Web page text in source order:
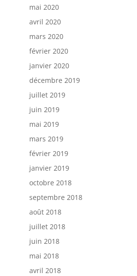
mai 2020
avril 2020
mars 2020
février 2020
janvier 2020
décembre 2019
juillet 2019
juin 2019
mai 2019
mars 2019
février 2019
janvier 2019
octobre 2018
septembre 2018
août 2018
juillet 2018
juin 2018
mai 2018
avril 2018